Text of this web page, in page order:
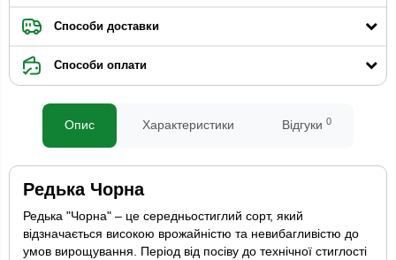
Способи доставки
Способи оплати
Опис Характеристики Відгуки 0
Редька Чорна
Редька "Чорна" – це середньостиглий сорт, який
відзначається високою врожайністю та невибагливістю до
умов вирощування. Період від посіву до технічної стиглості